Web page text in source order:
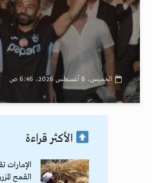
الخميس، 6 أغسطس 2026، 6:46 ص
الأكثر قراءة
الإمارات
القمح